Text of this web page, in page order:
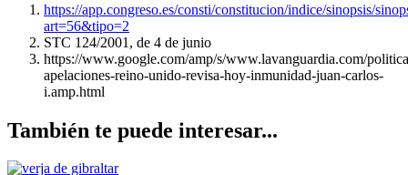
https://app.congreso.es/consti/constitucion/indice/sinopsis/
art=56&tipo=2
STC 124/2001, de 4 de junio
https://www.google.com/amp/s/www.lavanguardia.com/
apelaciones-reino-unido-revisa-hoy-inmunidad-juan-carlos-
i.amp.html
También te puede interesar...